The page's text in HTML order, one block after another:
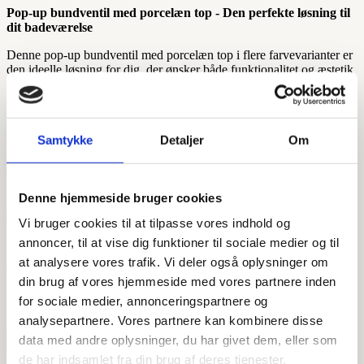
Samtykke Detaljer Om
Denne hjemmeside bruger cookies
Vi bruger cookies til at tilpasse vores indhold og
annoncer, til at vise dig funktioner til sociale medier og til
at analysere vores trafik. Vi deler også oplysninger om
din brug af vores hjemmeside med vores partnere inden
for sociale medier, annonceringspartnere og
analysepartnere. Vores partnere kan kombinere disse
data med andre oplysninger, du har givet dem, eller som
de har indsamlet fra din brug af deres tjenester.
antal
Pop-up bundventil med porcelæn top - Den perfekte løsning til
dit badeværelse
Denne pop-up bundventil med porcelæn top i flere farvevarianter er
den ideelle løsning for dig, der ønsker både funktionalitet og æstetik
i dit badeværelse. Med sin universelle design passer bundventilen til
alle typer håndvaske, uanset om de har overløb eller ej.
Den innovative click-clack mekanisme gør betjeningen utrolig
Porcelæntoppen giver et sofistikeret og moderne udtryk, der
harmonerer smukt med dagens populære armaturer og
badeværelsestilbehør. Materialet er både slidstærkt og nemt at
vedligeholde.
Universel kompatibilitet
Med sin 1 1/4" standard tilslutning passer denne bundventil til langt
de fleste håndvaske på det danske marked. Den universelle design
sikrer nem installation og bred kompatibilitet.